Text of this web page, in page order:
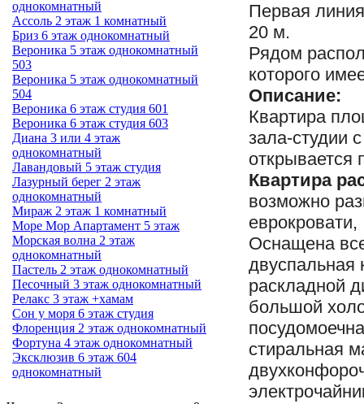
однокомнатный
Ассоль 2 этаж 1 комнатный
Бриз 6 этаж однокомнатный
Вероника 5 этаж однокомнатный
503
Вероника 5 этаж однокомнатный
504
Вероника 6 этаж студия 601
Вероника 6 этаж студия 603
Диана 3 или 4 этаж
однокомнатный
Лавандовый 5 этаж студия
Лазурный берег 2 этаж
однокомнатный
Мираж 2 этаж 1 комнатный
Море Мор Апартамент 5 этаж
Морская волна 2 этаж
однокомнатный
Пастель 2 этаж однокомнатный
Песочный 3 этаж однокомнатный
Релакс 3 этаж +хамам
Сон у моря 6 этаж студия
Флоренция 2 этаж однокомнатный
Фортуна 4 этаж однокомнатный
Эксклюзив 6 этаж 604
однокомнатный
Первая
20 м.
Рядом
которого
Описание:
Квартира
зала-студии
Квартира
возможно
еврокровати,
Оснащена
двуспальная
раскладной
большой
стиральная